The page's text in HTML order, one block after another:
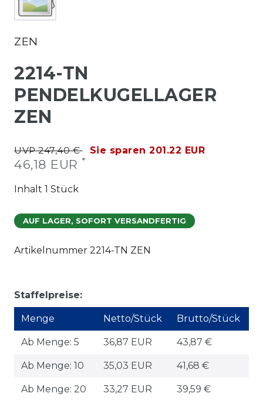
ZEN
2214-TN
PENDELKUGELLAGER
ZEN
UVP 247,40 € Sie sparen 201.22 EUR
46,18 EUR *
Inhalt 1 Stück
AUF LAGER, SOFORT VERSANDFERTIG
Artikelnummer 2214-TN ZEN
Staffelpreise:
Menge Netto/Stück Brutto/Stück
Ab Menge: 5 36,87 EUR 43,87 €
Ab Menge: 10 35,03 EUR 41,68 €
Ab Menge: 20 33,27 EUR 39,59 €